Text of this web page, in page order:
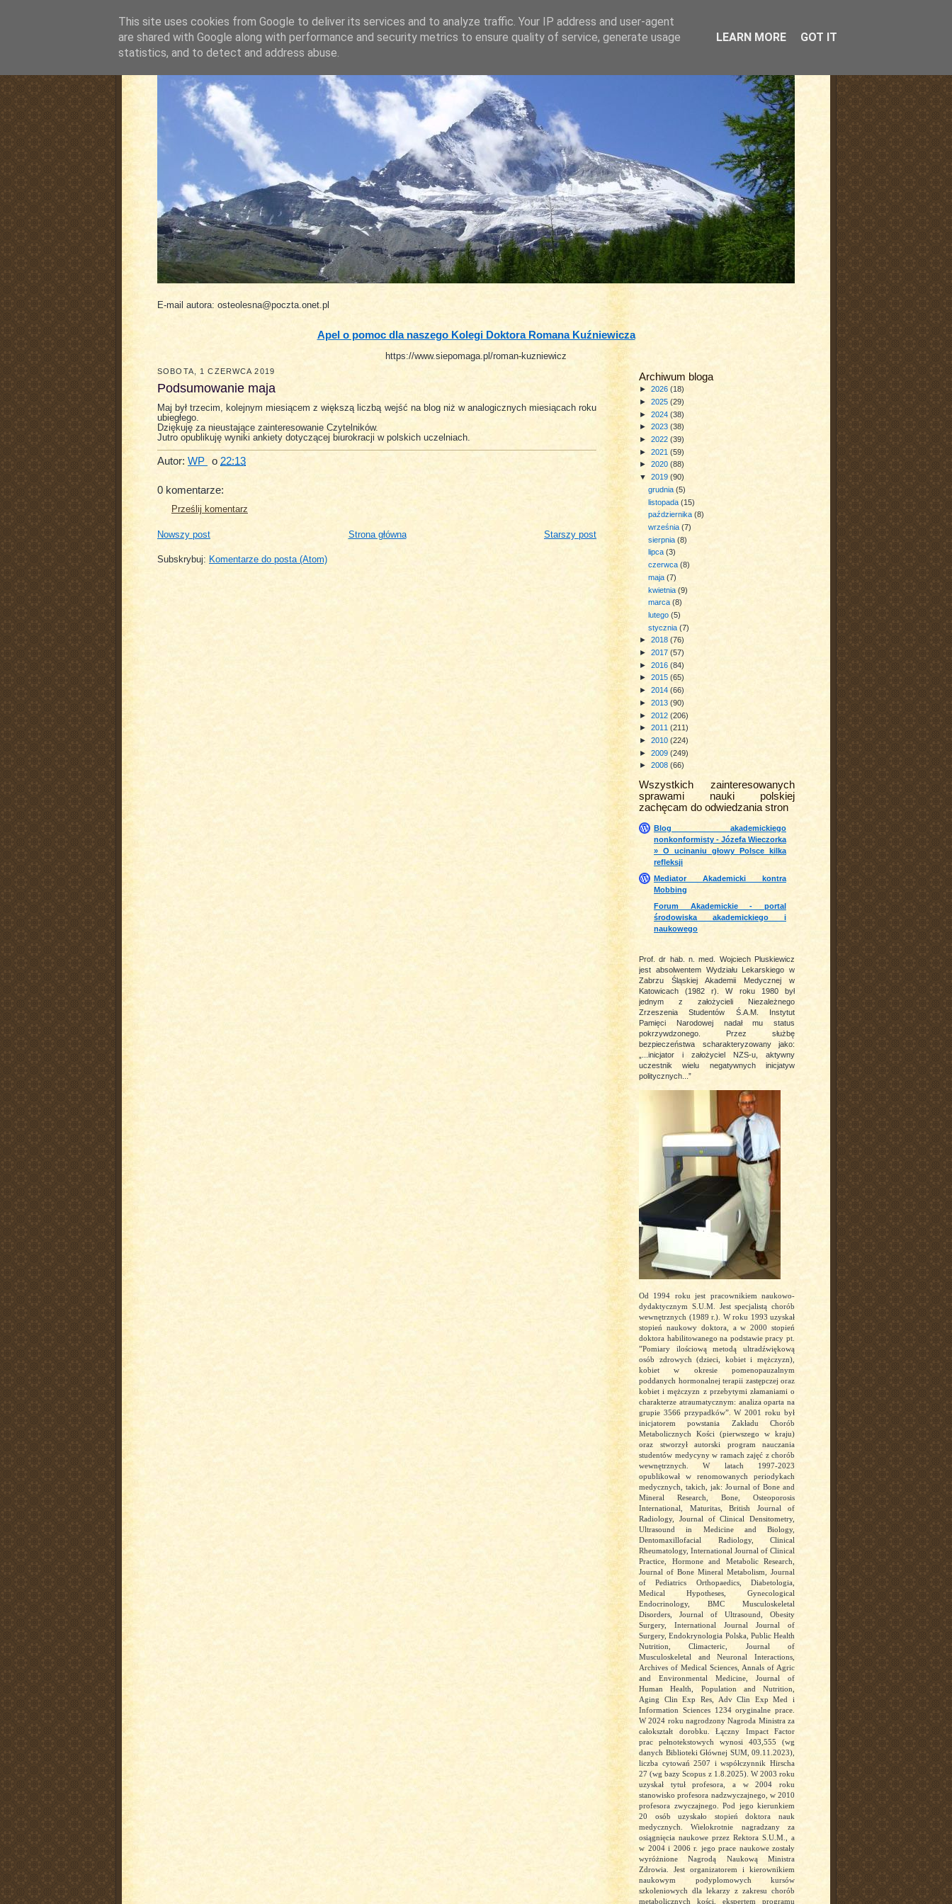
pluskiewicz.blogspot.com
E-mail autora: osteolesna@poczta.onet.pl
Apel o pomoc dla naszego Kolegi Doktora Romana Kuźniewicza
https://www.siepomaga.pl/roman-kuzniewicz
Archiwum bloga
► 2026 (18)
► 2025 (29)
► 2024 (38)
► 2023 (38)
► 2022 (39)
► 2021 (59)
► 2020 (88)
▼ 2019 (90)
grudnia(5)
listopada(15)
października(8)
września(7)
sierpnia(8)
lipca(3)
czerwca(8)
maja(7)
kwietnia(9)
marca(8)
lutego(5)
stycznia(7)
► 2018 (76)
► 2017 (57)
► 2016 (84)
► 2015 (65)
► 2014 (66)
► 2013 (90)
► 2012 (206)
► 2011 (211)
► 2010 (224)
► 2009 (249)
► 2008 (66)
Wszystkich zainteresowanych
sprawami nauki polskiej
zachęcam do odwiedzania stron
Blog akademickiego
nonkonformisty - Józefa Wieczorka
» O ucinaniu głowy Polsce kilka
refleksji
Mediator Akademicki kontra
Mobbing
Forum Akademickie - portal
środowiska akademickiego i
naukowego
Prof. dr hab. n. med. Wojciech Pluskiewicz
jest absolwentem Wydziału Lekarskiego w
Zabrzu Śląskiej Akademii Medycznej w
Katowicach (1982 r). W roku 1980 był
jednym z założycieli Niezależnego
Zrzeszenia Studentów Ś.A.M. Instytut
Pamięci Narodowej nadał mu status
pokrzywdzonego. Przez służbę
bezpieczeństwa scharakteryzowany jako:
„...inicjator i założyciel NZS-u, aktywny
uczestnik wielu negatywnych inicjatyw
politycznych...”
Od 1994 roku jest pracownikiem naukowo-
dydaktycznym S.U.M. Jest specjalistą chorób
wewnętrznych (1989 r.). W roku 1993 uzyskał
stopień naukowy doktora, a w 2000 stopień
doktora habilitowanego na podstawie pracy pt.
”Pomiary ilościową metodą ultradźwiękową
osób zdrowych (dzieci, kobiet i mężczyzn),
kobiet w okresie pomenopauzalnym
poddanych hormonalnej terapii zastępczej oraz
kobiet i mężczyzn z przebytymi złamaniami o
charakterze atraumatycznym: analiza oparta na
grupie 3566 przypadków”. W 2001 roku był
inicjatorem powstania Zakładu Chorób
Metabolicznych Kości (pierwszego w kraju)
oraz stworzył autorski program nauczania
studentów medycyny w ramach zajęć z chorób
wewnętrznych. W latach 1997-2023
opublikował w renomowanych periodykach
medycznych, takich, jak: Journal of Bone and
Mineral Research, Bone, Osteoporosis
International, Maturitas, British Journal of
Radiology, Journal of Clinical Densitometry,
Ultrasound in Medicine and Biology,
Dentomaxillofacial Radiology, Clinical
Rheumatology, International Journal of Clinical
Practice, Hormone and Metabolic Research,
Journal of Bone Mineral Metabolism, Journal
of Pediatrics Orthopaedics, Diabetologia,
Medical Hypotheses, Gynecological
Endocrinology, BMC Musculoskeletal
Disorders, Journal of Ultrasound, Obesity
Surgery, International Journal Journal of
Surgery, Endokrynologia Polska, Public Health
Nutrition, Climacteric, Journal of
Musculoskeletal and Neuronal Interactions,
Archives of Medical Sciences, Annals of Agric
and Environmental Medicine, Journal of
Human Health, Population and Nutrition,
Aging Clin Exp Res, Adv Clin Exp Med i
Information Sciences 1234 oryginalne prace.
W 2024 roku nagrodzony Nagroda Ministra za
całokształt dorobku. Łączny Impact Factor
prac pełnotekstowych wynosi 403,555 (wg
danych Biblioteki Głównej SUM, 09.11.2023),
liczba cytowań 2507 i współczynnik Hirscha
27 (wg bazy Scopus z 1.8.2025). W 2003 roku
uzyskał tytuł profesora, a w 2004 roku
stanowisko profesora nadzwyczajnego, w 2010
profesora zwyczajnego. Pod jego kierunkiem
20 osób uzyskało stopień doktora nauk
medycznych. Wielokrotnie nagradzany za
osiągnięcia naukowe przez Rektora S.U.M., a
w 2004 i 2006 r. jego prace naukowe zostały
wyróżnione Nagrodą Naukową Ministra
Zdrowia. Jest organizatorem i kierownikiem
naukowym podyplomowych kursów
szkoleniowych dla lekarzy z zakresu chorób
metabolicznych kości, ekspertem programu
SOBOTA, 1 CZERWCA 2019
Podsumowanie maja
Maj był trzecim, kolejnym miesiącem z większą liczbą wejść na blog niż w analogicznych miesiącach roku
ubiegłego.
Dziękuję za nieustające zainteresowanie Czytelników.
Jutro opublikuję wyniki ankiety dotyczącej biurokracji w polskich uczelniach.
Autor: WP o 22:13
0 komentarze:
Prześlij komentarz
Nowszy post Starszy post
Strona główna
Subskrybuj: Komentarze do posta (Atom)
This site uses cookies from Google to deliver its services and to analyze traffic. Your IP address and user-agent
are shared with Google along with performance and security metrics to ensure quality of service, generate usage
statistics, and to detect and address abuse.
LEARN MORE GOT IT